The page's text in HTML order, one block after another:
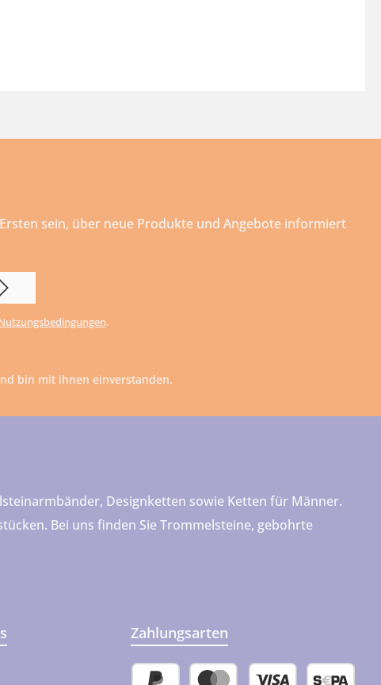
sein, über neue Produkte und Angebote informiert
.
bin mit ihnen einverstanden.
Designketten sowie Ketten für Männer.
Bei uns finden Sie Trommelsteine, gebohrte
Zahlungsarten